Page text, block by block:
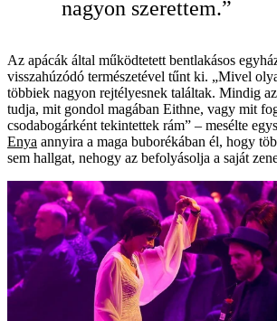
nagyon szerettem.”
Az apácák által működtetett bentlakásos
visszahúzódó természetével tűnt ki. „Mivel
­többiek nagyon rejtélyesnek találtak. Mindig
tudja, mit gondol magában ­Eithne, vagy mit
csodabogárként tekintettek rám” – mesélte
Enya annyira a maga buborékában él, hogy
sem hallgat, nehogy az befolyásolja a saját